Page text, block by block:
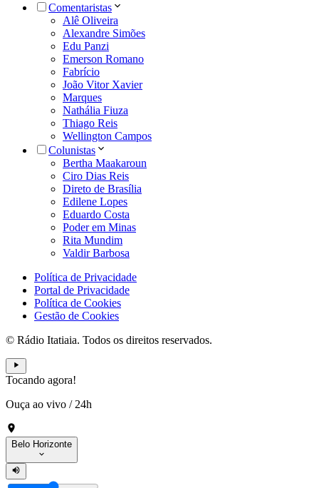
Comentaristas
Alê Oliveira
Alexandre Simões
Edu Panzi
Emerson Romano
Fabrício
João Vitor Xavier
Marques
Nathália Fiuza
Thiago Reis
Wellington Campos
Colunistas
Bertha Maakaroun
Ciro Dias Reis
Direto de Brasília
Edilene Lopes
Eduardo Costa
Poder em Minas
Rita Mundim
Valdir Barbosa
Política de Privacidade
Portal de Privacidade
Política de Cookies
Gestão de Cookies
© Rádio Itatiaia. Todos os direitos reservados.
Tocando agora!
Ouça ao vivo / 24h
Belo Horizonte